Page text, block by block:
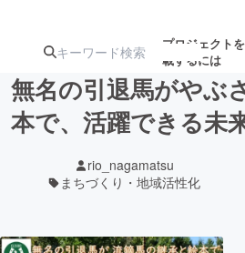
プロジェクト
載するには
ジェクト
ターン
ジェクト
募
ロ
アート・写真
無名の引退馬がやぶ
本で、活躍できる未
rio_nagamatsu
まちづくり・地域活性化